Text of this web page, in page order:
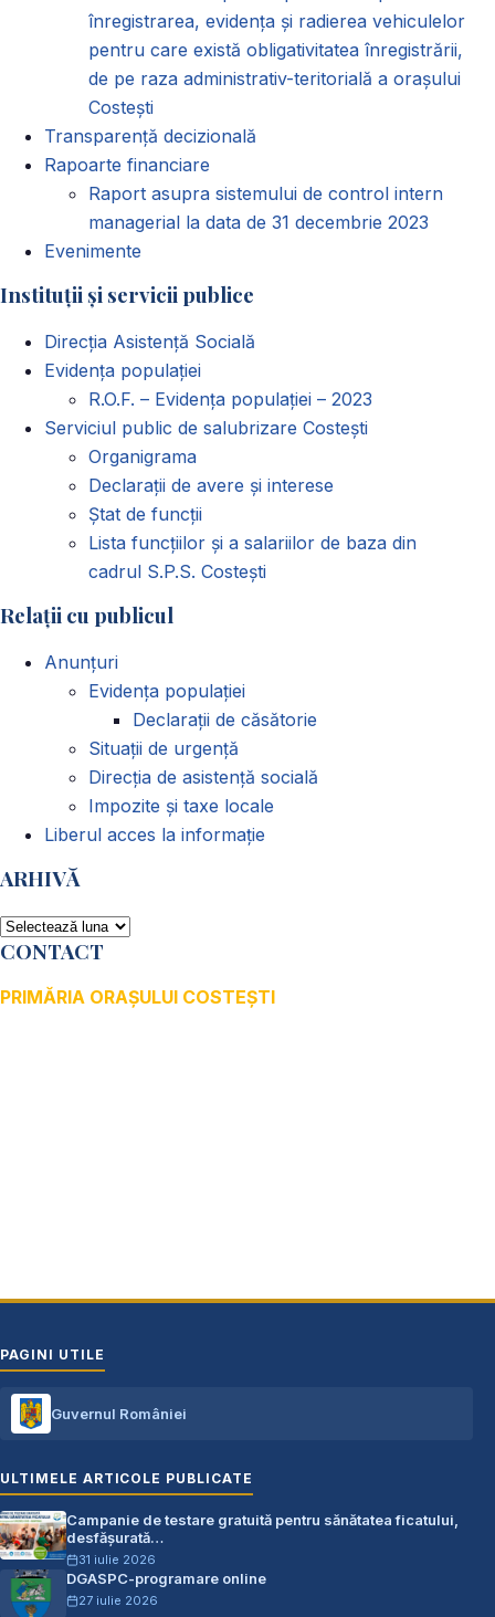
înregistrarea, evidența și radierea vehiculelor
pentru care există obligativitatea înregistrării,
de pe raza administrativ-teritorială a orașului
Costești
Transparență decizională
Rapoarte financiare
Raport asupra sistemului de control intern
managerial la data de 31 decembrie 2023
Evenimente
Instituții și servicii publice
Direcția Asistență Socială
Evidența populației
R.O.F. – Evidența populației – 2023
Serviciul public de salubrizare Costești
Organigrama
Declarații de avere și interese
Ștat de funcții
Lista funcțiilor și a salariilor de baza din
cadrul S.P.S. Costești
Relații cu publicul
Anunțuri
Evidența populației
Declarații de căsătorie
Situații de urgență
Direcția de asistență socială
Impozite și taxe locale
Liberul acces la informație
ARHIVĂ
ARHIVĂ
CONTACT
PRIMĂRIA ORAȘULUI COSTEȘTI
PAGINI UTILE
Guvernul României
ULTIMELE ARTICOLE PUBLICATE
Campanie de testare gratuită pentru sănătatea ficatului,
desfășurată…
31 iulie 2026
DGASPC-programare online
27 iulie 2026